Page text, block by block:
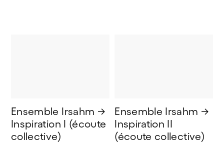
Ensemble Irsahm →
Inspiration I (écoute
collective)
Ensemble Irsahm →
Inspiration II
(écoute collective)